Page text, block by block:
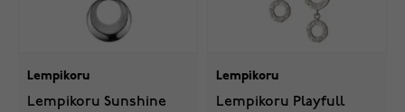
Lempikoru
Lempikoru Sunshine
Lempikoru
Lempikoru Playfull